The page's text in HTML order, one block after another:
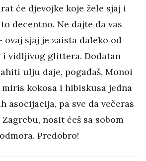
će djevojke koje žele sjaj i
decentno. Ne dajte da vas
ovaj sjaj je zaista daleko od
i vidljivog glittera. Dodatan
ulju daje, pogađaš, Monoi
kokosa i hibiskusa jedna
asocijacija, pa sve da večeras
nosit ćeš sa sobom
Predobro!